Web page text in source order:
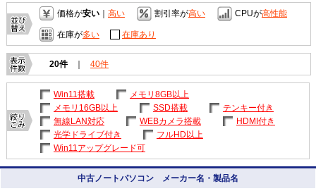
価格が安い｜ 高い 割引率が高い CPUが高性能
在庫が多い 在庫あり
20件 ｜ 40件
Win11搭載
メモリ8GB以上
メモリ16GB以上
SSD搭載
テンキー付き
無線LAN対応
WEBカメラ搭載
HDMI付き
光学ドライブ付き
フルHD以上
Win11アップグレード可
中古ノートパソコン メーカー名・製品名